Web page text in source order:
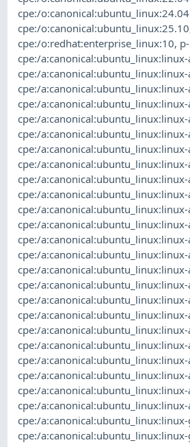
cpe:/
cpe:/o:canonical:ubuntu_linux:25.10
cpe:/o:redhat:enterprise_linux:10, p-
cpe:/
cpe:/a:canonical:ubuntu_linux:linux-
cpe:/a:canonical:ubuntu_linux:linux-
cpe:/
cpe:/
cpe:/a:canonical:ubuntu_linux:linux-
cpe:/a:canonical:ubuntu_linux:linux-
cpe:/a:canonical:ubuntu_linux:linux-
cpe:/a:canonical:ubuntu_linux:linux-
cpe:/a:canonical:ubuntu_linux:linux-
cpe:/
cpe:/
cpe:/a:canonical:ubuntu_linux:linux-
cpe:/a:canonical:ubuntu_linux:linux-
cpe:/a:canonical:ubuntu_linux:linux-
cpe:/a:canonical:ubuntu_linux:linux-
cpe:/a:canonical:ubuntu_linux:linux-
cpe:/
cpe:/
cpe:/
cpe:/
cpe:/
cpe:/
cpe:/a:canonical:ubuntu_linux:linux-
cpe:/a:canonical:ubuntu_linux:linux-
cpe:/